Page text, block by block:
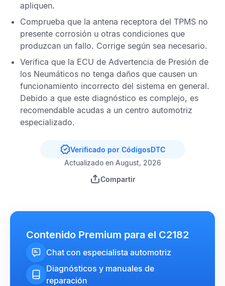
apliquen.
Comprueba que la antena receptora del TPMS no
presente corrosión u otras condiciones que
produzcan un fallo. Corrige según sea necesario.
Verifica que la ECU de Advertencia de Presión de
los Neumáticos no tenga daños que causen un
funcionamiento incorrecto del sistema en general.
Debido a que este diagnóstico es complejo, es
recomendable acudas a un centro automotriz
especializado.
Verificado por CódigosDTC
Actualizado en August, 2026
Compartir
Contenido Premium para el C2182
Chat con especialista automotriz
Diagnósticos y manuales de
reparación